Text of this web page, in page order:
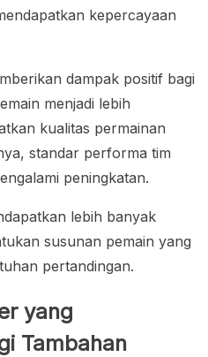
kepercayaan
dampak positif bagi
menjadi lebih
kualitas permainan
standar performa tim
peningkatan.
lebih banyak
susunan pemain yang
pertandingan.
yang
Tambahan